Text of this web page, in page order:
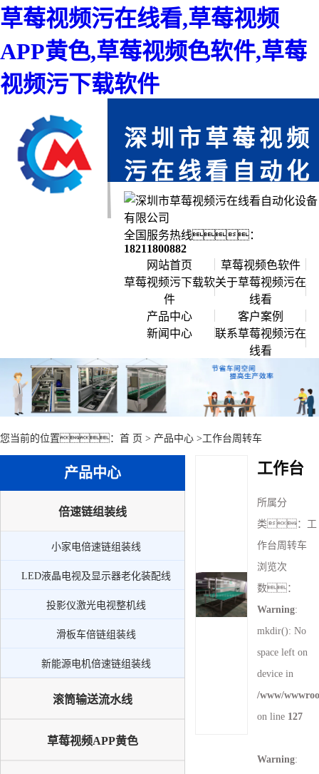
草莓视频污在线看,草莓视频
APP黄色,草莓视频色软件,草莓
视频污下载软件
深圳市草莓视频
污在线看自动化
设备有限公司
免费上门服务,为您省时,每一个项目都
严格把关,确保每个产品零缺陷
全国服务热线：
18211800882
网站首页
草莓视频色软件
草莓视频污下载软
件
关于草莓视频污在
线看
公司简介
企业文化
创始人说
公司环境
产品中心
倍速链组装线
滚筒输送流水线
草莓视频APP黄色
小家电倍速链组装线
投影仪激光电视整机线
滑板车倍链组装线
客户案例
新闻中心
行业资讯
常见问题
公司新闻
联系草莓视频污在
线看
您当前的位置： 首 页 > 产品中心 >工作台周转车
产品中心
倍速链组装线
小家电倍速链组装线
LED液晶电视及显示器老化装配线
投影仪激光电视整机线
滑板车倍链组装线
新能源电机倍速链组装线
滚筒输送流水线
草莓视频APP黄色
工作台
所属分
类： 工
作台周转车
浏览次
数：
Warning:
mkdir(): No
space left on
device in
/www/
on line 127
Warning: